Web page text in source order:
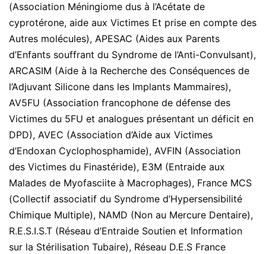
(Association Méningiome dus à l’Acétate de
cyprotérone, aide aux Victimes Et prise en compte des
Autres molécules), APESAC (Aides aux Parents
d’Enfants souffrant du Syndrome de l’Anti-Convulsant),
ARCASIM (Aide à la Recherche des Conséquences de
l’Adjuvant Silicone dans les Implants Mammaires),
AV5FU (Association francophone de défense des
Victimes du 5FU et analogues présentant un déficit en
DPD), AVEC (Association d’Aide aux Victimes
d’Endoxan Cyclophosphamide), AVFIN (Association
des Victimes du Finastéride), E3M (Entraide aux
Malades de Myofasciite à Macrophages), France MCS
(Collectif associatif du Syndrome d’Hypersensibilité
Chimique Multiple), NAMD (Non au Mercure Dentaire),
R.E.S.I.S.T (Réseau d’Entraide Soutien et Information
sur la Stérilisation Tubaire), Réseau D.E.S France